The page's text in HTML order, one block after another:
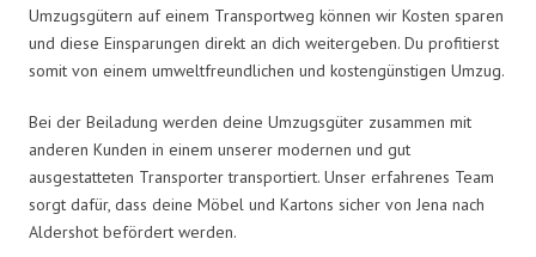
Umzugsgütern auf einem Transportweg können wir Kosten sparen
und diese Einsparungen direkt an dich weitergeben. Du profitierst
somit von einem umweltfreundlichen und kostengünstigen Umzug.
Bei der Beiladung werden deine Umzugsgüter zusammen mit
anderen Kunden in einem unserer modernen und gut
ausgestatteten Transporter transportiert. Unser erfahrenes Team
sorgt dafür, dass deine Möbel und Kartons sicher von Jena nach
Aldershot befördert werden.